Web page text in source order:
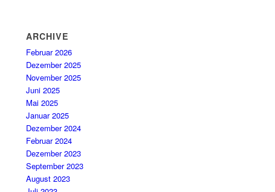
ARCHIVE
Februar 2026
Dezember 2025
November 2025
Juni 2025
Mai 2025
Januar 2025
Dezember 2024
Februar 2024
Dezember 2023
September 2023
August 2023